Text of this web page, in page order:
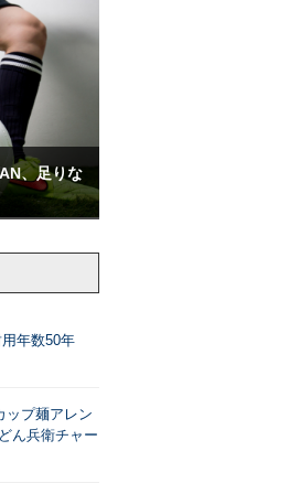
、足りな
年数50年
ップ麺アレン
ん兵衛チャー